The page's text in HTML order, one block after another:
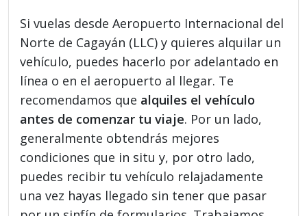
Si vuelas desde Aeropuerto Internacional del
Norte de Cagayán (LLC) y quieres alquilar un
vehículo, puedes hacerlo por adelantado en
línea o en el aeropuerto al llegar. Te
recomendamos que alquiles el vehículo
antes de comenzar tu viaje. Por un lado,
generalmente obtendrás mejores
condiciones que in situ y, por otro lado,
puedes recibir tu vehículo relajadamente
una vez hayas llegado sin tener que pasar